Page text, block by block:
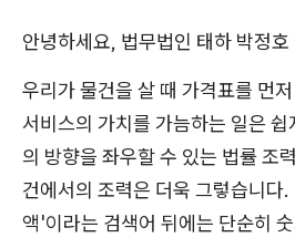
안녕하세요, 법무법인 태하 박정
우리가 물건을 살 때 가격표를 먼
서비스의 가치를 가늠하는 일은
의 방향을 좌우할 수 있는 법률 조
건에서의 조력은 더욱 그렇습니다
액'이라는 검색어 뒤에는 단순히